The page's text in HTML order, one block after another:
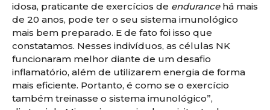
idosa, praticante de exercícios de endurancehá mais
de 20 anos, pode ter o seu sistema imunológico
mais bem preparado. E de fato foi isso que
constatamos. Nesses indivíduos, as células NK
funcionaram melhor diante de um desafio
inflamatório, além de utilizarem energia de forma
mais eficiente. Portanto, é como se o exercício
também treinasse o sistema imunológico”,